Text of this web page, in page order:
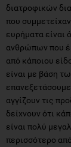
διατροφικών
που
ευρήματα είναι
ανθρώπων που
από κάποιου
είναι με βάση
αγγίζουν τις
δείχνουν ότι
είναι πολύ
περισσότερο